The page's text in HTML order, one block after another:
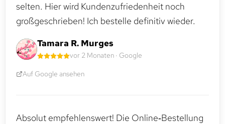
selten. Hier wird Kundenzufriedenheit noch
großgeschrieben! Ich bestelle definitiv wieder.
Tamara R. Murges
vor 2 Monaten · Google
Auf Google ansehen
Absolut empfehlenswert! Die Online‑Bestellung